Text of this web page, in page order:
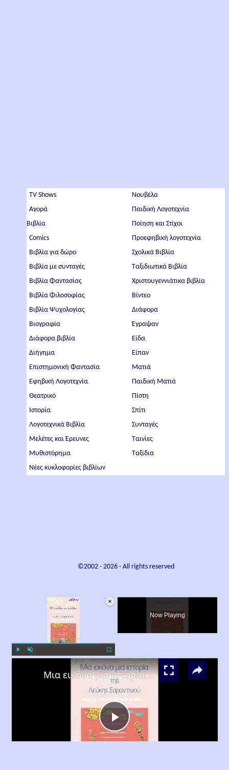
TV Shows
Αγορά
Βιβλία
Comics
Βιβλία για δώρο
Βιβλία με συνταγές
Βιβλία Φαντασίας
Βιβλία Φιλοσοφίας
Βιβλία Ψυχολογίας
Βιογραφία
Διάφορα βιβλία
Διήγημα
Επιστημονική Φαντασία
Εφηβική Λογοτεχνία
Θεατρικό
Ιστορία
Λογοτεχνικά Βιβλία
Μελέτες και Έρευνες
Μυθιστόρημα
Νέες κυκλοφορίες βιβλίων
Νουβέλα
Παιδική Λογοτεχνία
Ποίηση και Στίχοι
Προεφηβική λογοτεχνία
Σχολικά Βιβλία
Ταξιδιωτικά Βιβλία
Χριστουγεννιάτικα βιβλία
Βίντεο
Διάφορα
Έγραψαν
Είδα
Είπαν
Ματιά
Παιδική Ματιά
Πίστη
Σπίτι
Συνταγές
Ταινίες
Ταξίδια
©2002 - 2026- All rights reserved
×
Fullscreen
Now Playing
Play
Μια εικόνα μια ιστορία, Λεύκη Σαραντινού